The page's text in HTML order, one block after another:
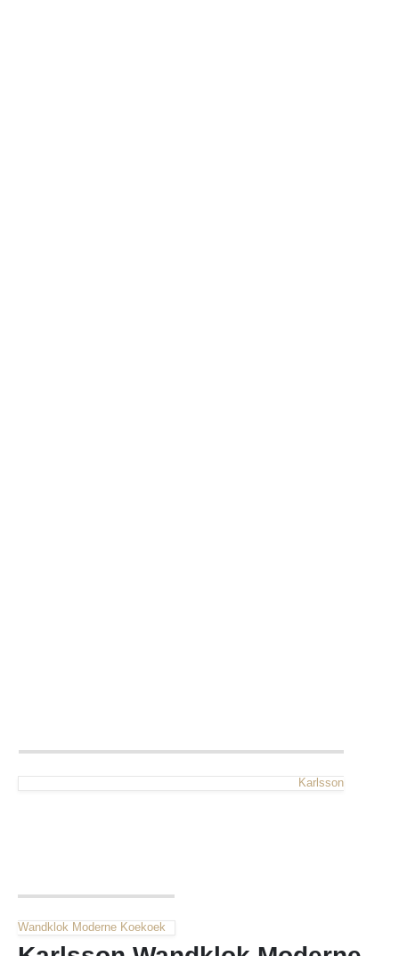
Karlsson
Wandklok Moderne Koekoek